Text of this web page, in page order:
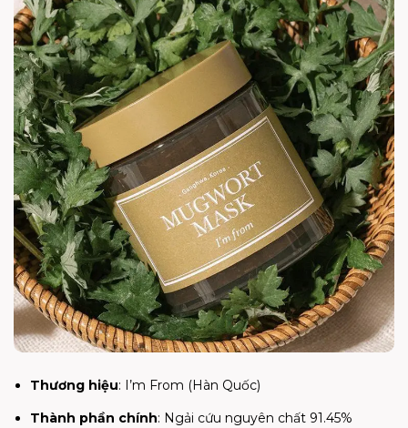
Thương hiệu: I’m From (Hàn Quốc)
Thành phần chính: Ngải cứu nguyên chất 91.45%